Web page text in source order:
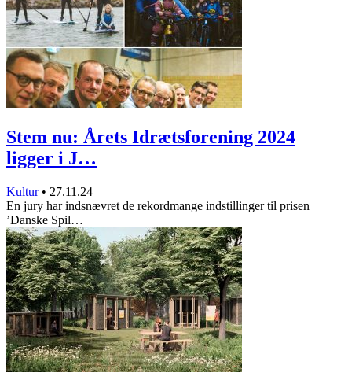
Stem nu: Årets Idrætsforening 2024
ligger i J…
Kultur • 27.11.24
En jury har indsnævret de rekordmange indstillinger til prisen
’Danske Spil…